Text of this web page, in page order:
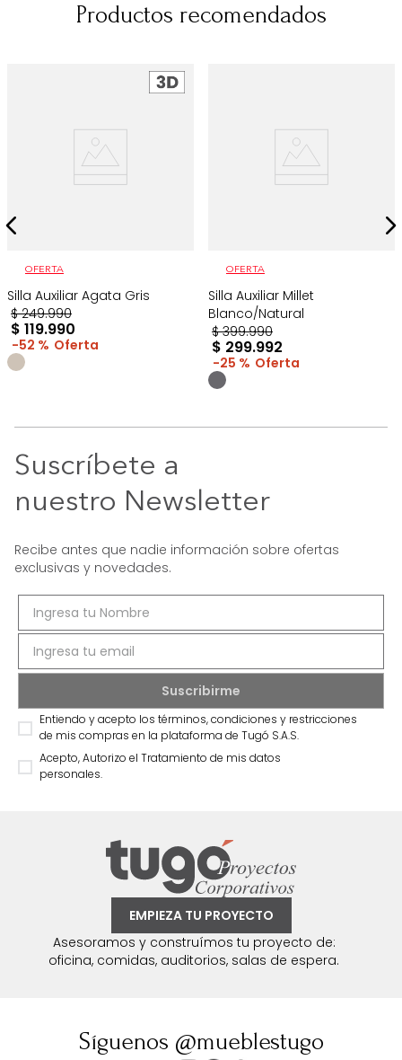
Productos recomendados
OFERTA
Silla Auxiliar Agata Gris
$ 249.990
$ 119.990
52 %
OFERTA
Silla Auxiliar Millet
Blanco/Natural
$ 399.990
$ 299.992
25 %
Suscríbete a
nuestro Newsletter
Recibe antes que nadie información sobre ofertas
exclusivas y novedades.
Entiendo y acepto los términos, condiciones y restricciones
de mis compras en la plataforma de Tugó S.A.S.
Acepto, Autorizo el Tratamiento de mis datos
personales.
EMPIEZA TU PROYECTO
Asesoramos y construímos tu proyecto de:
oficina, comidas, auditorios, salas de espera.
Síguenos @mueblestugo